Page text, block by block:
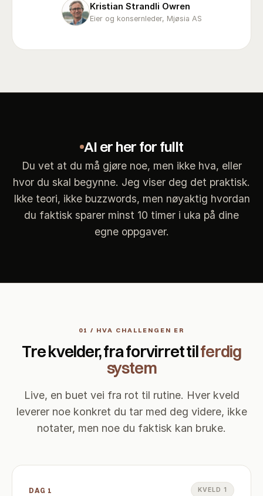
Kristian Strandli Owren
Eier og konsernleder, Mjøsia AS
AI er her for fullt
Du vet at du må gjøre noe, men ikke hva, eller
hvor du skal begynne. Jeg viser deg det praktisk.
Ikke teori, ikke buzzwords, men nøyaktig hvordan
du faktisk sparer minst 10 timer i uka på dine
egne oppgaver.
01 / HVA CHALLENGEN ER
Tre kvelder, fra forvirret tilferdig
system
Live, en buet vei fra rot til rutine. Hver kveld
leverer noe konkret du tar med deg videre, ikke
notater, men noe du faktisk kan bruke.
DAG 1 KVELD 1